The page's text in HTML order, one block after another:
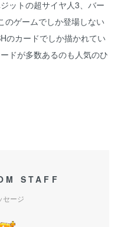
ットの超サイヤ人3、バー
のゲームでしか登場しない
のカードでしか描かれてい
ドが多数あるのも人気のひ
STAFF
セージ